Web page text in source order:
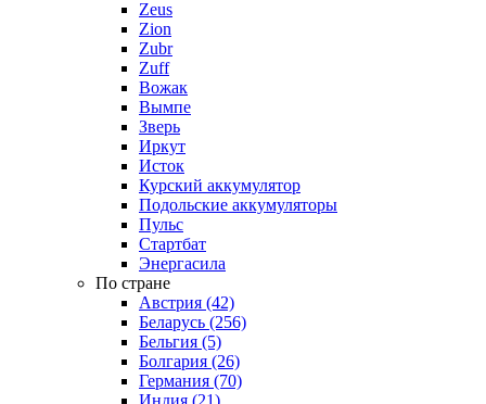
Zeus
Zion
Zubr
Zuff
Вожак
Вымпе
Зверь
Иркут
Исток
Курский аккумулятор
Подольские аккумуляторы
Пульс
Стартбат
Энергасила
По стране
Австрия (42)
Беларусь (256)
Бельгия (5)
Болгария (26)
Германия (70)
Индия (21)